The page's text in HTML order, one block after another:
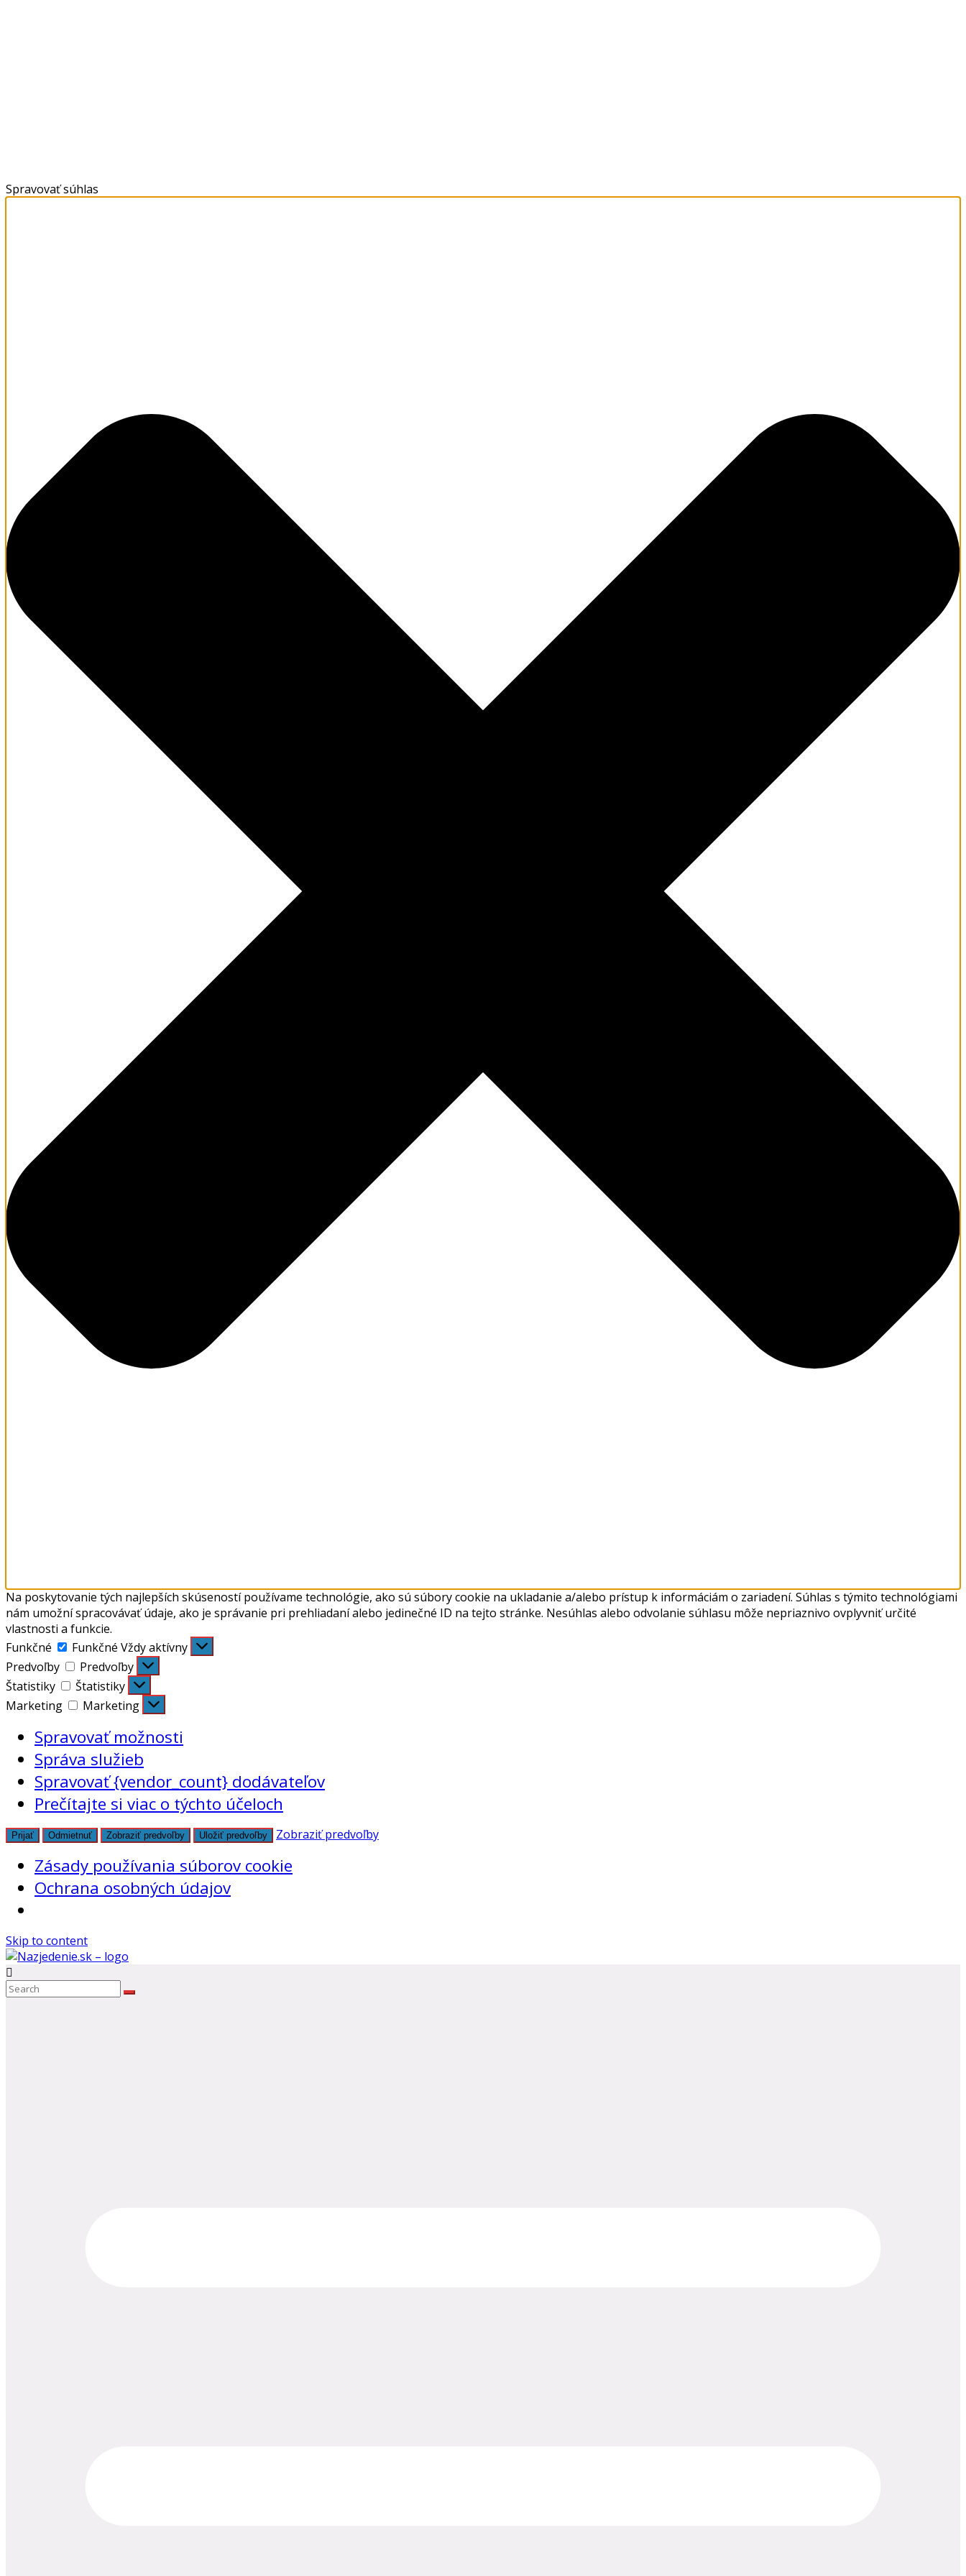
Spravovať súhlas
Na poskytovanie tých najlepších skúseností používame technológie, ako sú súbory cookie na ukladanie a/alebo prístup k informáciám o zariadení. Súhlas s týmito technológiami
nám umožní spracovávať údaje, ako je správanie pri prehliadaní alebo jedinečné ID na tejto stránke. Nesúhlas alebo odvolanie súhlasu môže nepriaznivo ovplyvniť určité
vlastnosti a funkcie.
Funkčné
Funkčné Vždy aktívny
Predvoľby
Predvoľby
Štatistiky
Štatistiky
Marketing
Marketing
Spravovať možnosti
Správa služieb
Spravovať {vendor_count} dodávateľov
Prečítajte si viac o týchto účeloch
Prijať Odmietnuť Zobraziť predvoľby Uložiť predvoľby Zobraziť predvoľby
Zásady používania súborov cookie
Ochrana osobných údajov
Skip to content